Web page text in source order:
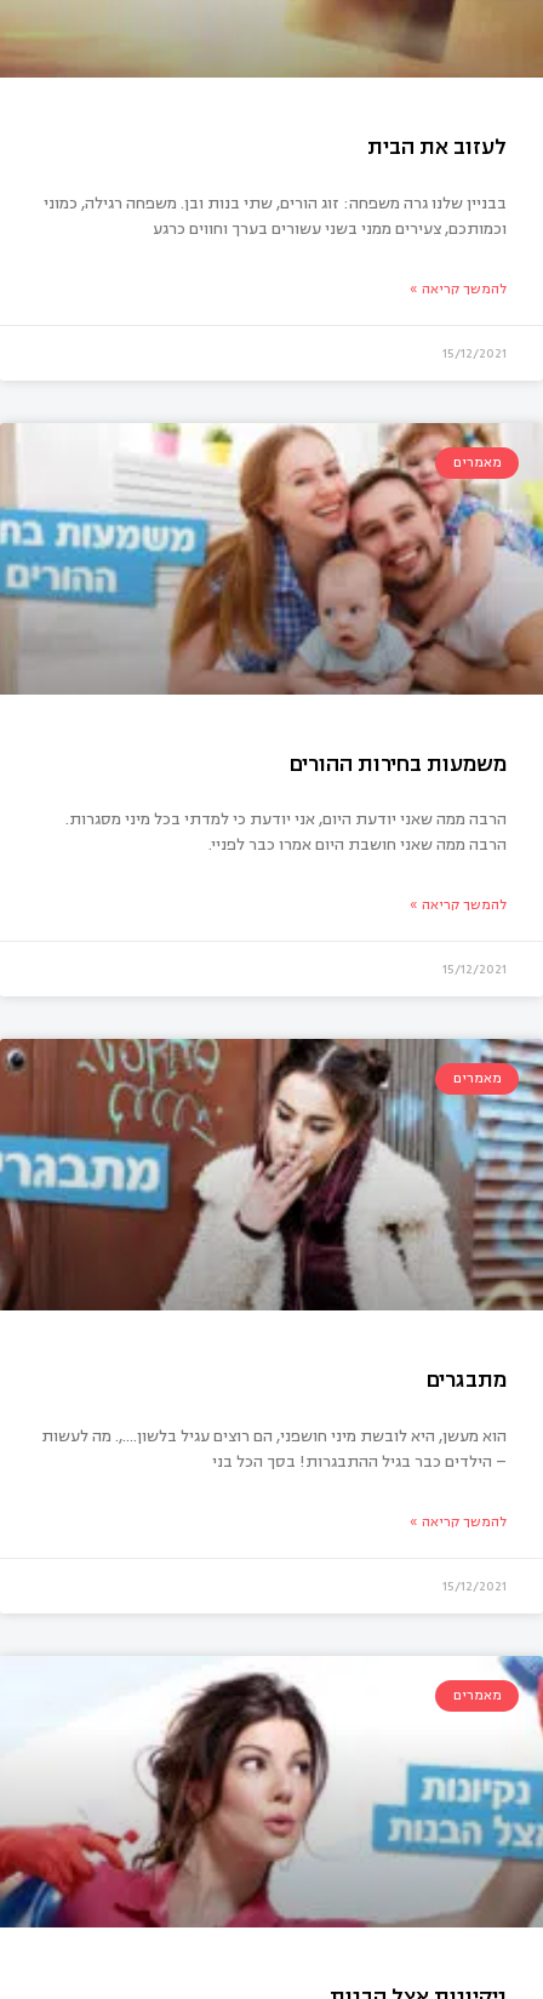
את הבית
בבניין שלנו גרה משפחה: זוג הורים, שתי בנות ובן. משפחה רגילה, כמוני
וכמותכם, צעירים ממני בשני עשורים בערך וחווים כרגע
להמשך קריאה »
15/12/2021
מאמרים
הרבה ממה שאני יודעת היום, אני יודעת כי למדתי בכל מיני מסגרות.
הרבה ממה שאני חושבת היום אמרו כבר לפניי.
להמשך קריאה »
15/12/2021
מאמרים
הוא מעשן, היא לובשת מיני חושפני, הם רוצים עגיל בלשון….,. מה לעשות
– הילדים כבר בגיל ההתבגרות! בסך הכל בני
להמשך קריאה »
15/12/2021
מאמרים